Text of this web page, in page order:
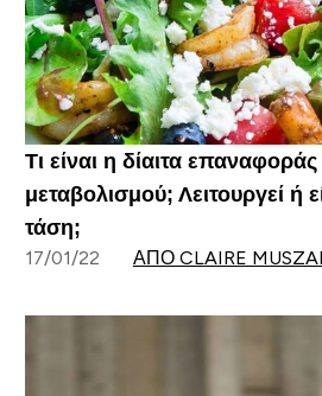
Τι είναι η δίαιτα επαναφοράς
μεταβολισμού; Λειτουργεί ή
τάση;
17/01/22 ΑΠΌ CLAIRE